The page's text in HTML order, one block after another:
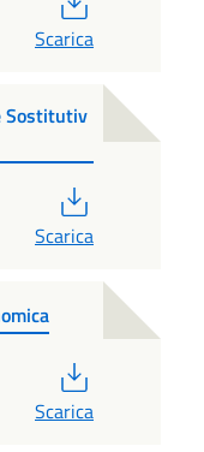
Scarica
Sostitutiv
Scarica
Scarica